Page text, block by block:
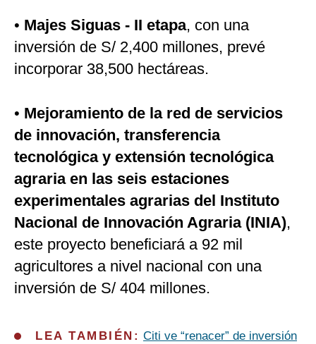
• Majes Siguas - II etapa, con una
inversión de S/ 2,400 millones, prevé
incorporar 38,500 hectáreas.
• Mejoramiento de la red de servicios
de innovación, transferencia
tecnológica y extensión tecnológica
agraria en las seis estaciones
experimentales agrarias del Instituto
Nacional de Innovación Agraria (INIA),
este proyecto beneficiará a 92 mil
agricultores a nivel nacional con una
inversión de S/ 404 millones.
LEA TAMBIÉN: Citi ve “renacer” de inversión